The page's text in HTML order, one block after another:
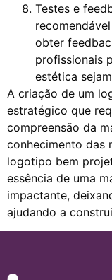
Testes e
obter
profissionais
estética
A criação de um
estratégico que
compreensão da
conhecimento das
logotipo bem
essência de uma
impactante,
ajudando a